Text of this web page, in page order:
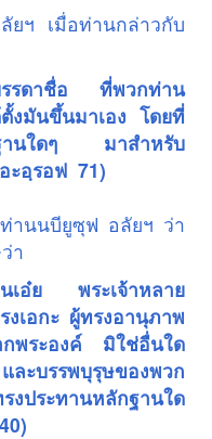
ยฯ เมื่อท่านกล่าวกับ
บรรดาชื่อ ที่พวกท่าน
งมันขึ้นมาเอง โดยที่
ฐานใดๆ มาสำหรับ
ะอฺรอฟ 71)
านนบียูซุฟ อลัยฯ ว่า
า
นเอ๋ย พระเจ้าหลาย
เอกะ ผู้ทรงอานุภาพ
กพระองค์ มิใช่อื่นใด
ละบรรพบุรุษของพวก
งประทานหลักฐานใด